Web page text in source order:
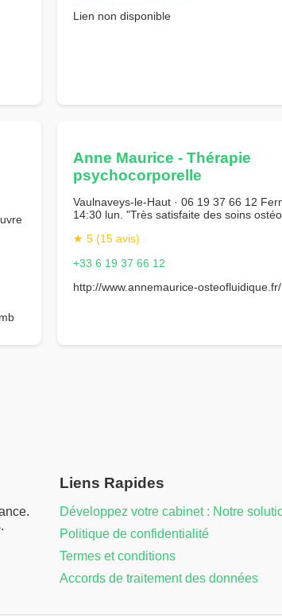
Lien non disponible
Anne Maurice - Thérapie
psychocorporelle
Vaulnaveys-le-Haut · 06 19 37 66 12
14:30 lun. "Très satisfaite des soins
★ 5 (15 avis)
+33 6 19 37 66 12
http://www.annemaurice-osteofluidique.fr/
Liens Rapides
Développez votre cabinet : Notre
Politique de confidentialité
Termes et conditions
Accords de traitement des données